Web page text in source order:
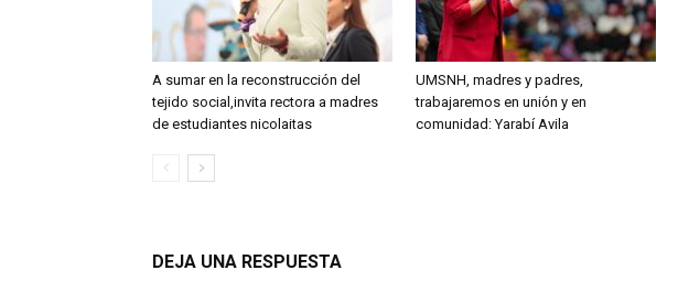
A sumar en la reconstrucción del
tejido social,invita rectora a madres
de estudiantes nicolaitas
UMSNH, madres y padres,
trabajaremos en unión y en
comunidad: Yarabí Avila
DEJA UNA RESPUESTA